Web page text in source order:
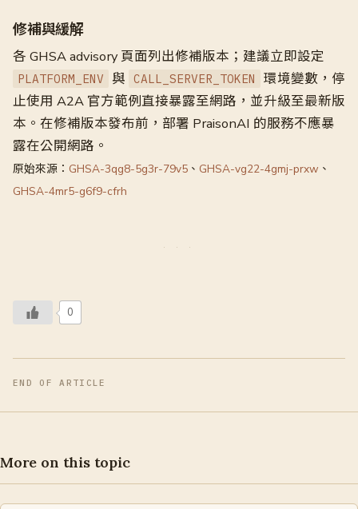
修補與緩解
各 GHSA advisory 頁面列出修補版本；建議立即設定
PLATFORM_ENV 與 CALL_SERVER_TOKEN
環境變數，停
止使用 A2A 官方範例直接暴露至網路，並升級至最新版
本。在修補版本發布前，部署 PraisonAI 的服務不應暴
露在公開網路。
原始來源： GHSA-3qg8-5g3r-79v5 、 GHSA-vg22-4gmj-prxw 、
GHSA-4mr5-g6f9-cfrh
0
END OF ARTICLE
More on this topic